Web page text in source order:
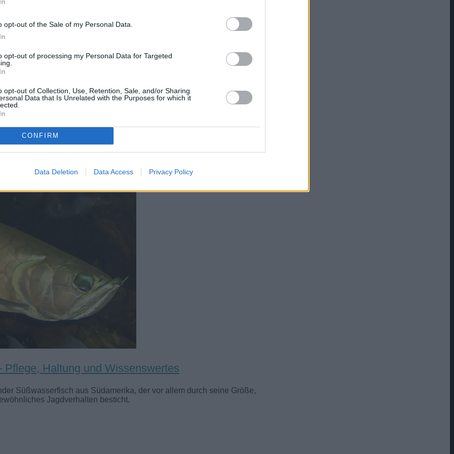
opt-out of the Sale of my Personal Data.
opt-out of processing my Personal Data for Targeted
opt-out of Collection, Use, Retention, Sale, and/or Sharing
Data that Is Unrelated with the Purposes for which it
CONFIRM
Data Deletion Data Access Privacy Policy
für klares Wasser
Haltung und Wissenswertes
Süßwasserfisch aus Südamerika, der vor allem durch seine Größe,
Jagdverhalten besticht.